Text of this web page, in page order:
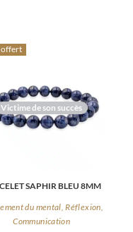
Victime de son succès
offert
SAPHIR BLEU 8MM
du mental, Réflexion,
Communication